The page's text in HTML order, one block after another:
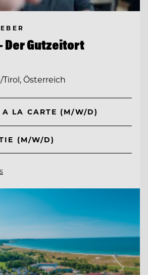
Der Gutzeitort
Österreich
A LA CARTE (M/W/D)
(M/W/D)